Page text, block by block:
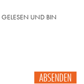
GELESEN UND BIN
ABSENDEN